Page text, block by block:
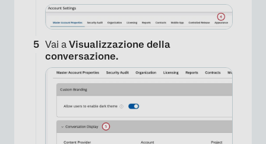
Vai a Visualizzazione della
conversazione.